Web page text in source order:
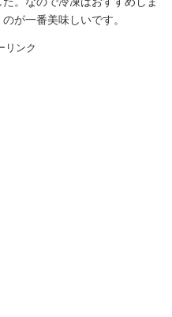
が一番美味しいです。
リンク